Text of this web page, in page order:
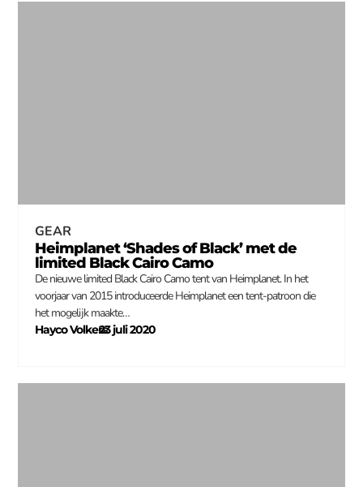
GEAR
Heimplanet ‘Shades of Black’ met de
limited Black Cairo Camo
De nieuwe limited Black Cairo Camo tent van Heimplanet. In het
voorjaar van 2015 introduceerde Heimplanet een tent-patroon die
het mogelijk maakte…
Hayco Volkers
–
23 juli 2020